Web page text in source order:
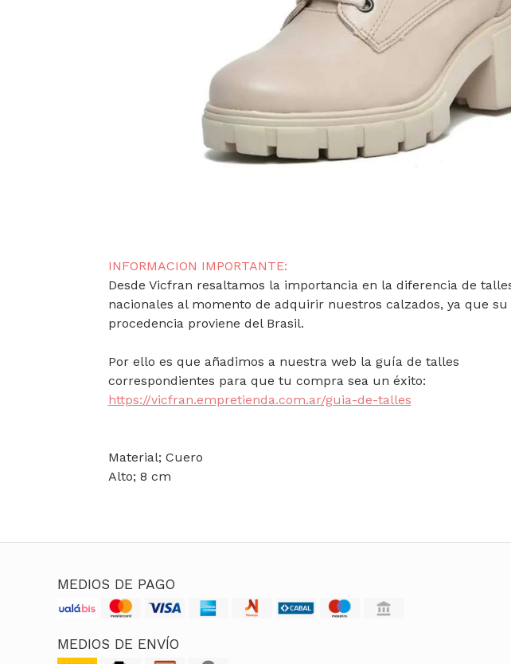
INFORMACION IMPORTANTE:
Desde Vicfran resaltamos la importancia en la diferencia de
nacionales al momento de adquirir nuestros calzados, ya que su
procedencia proviene del Brasil.
Por ello es que añadimos a nuestra web la guía de talles
correspondientes para que tu compra sea un éxito:
https://vicfran.empretienda.com.ar/guia-de-talles
Material; Cuero
Alto; 8 cm
MEDIOS DE PAGO
MEDIOS DE ENVÍO